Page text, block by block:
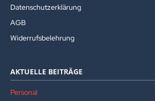
Datenschutzerklärung
AGB
Widerrufsbelehrung
AKTUELLE BEITRÄGE
Personal